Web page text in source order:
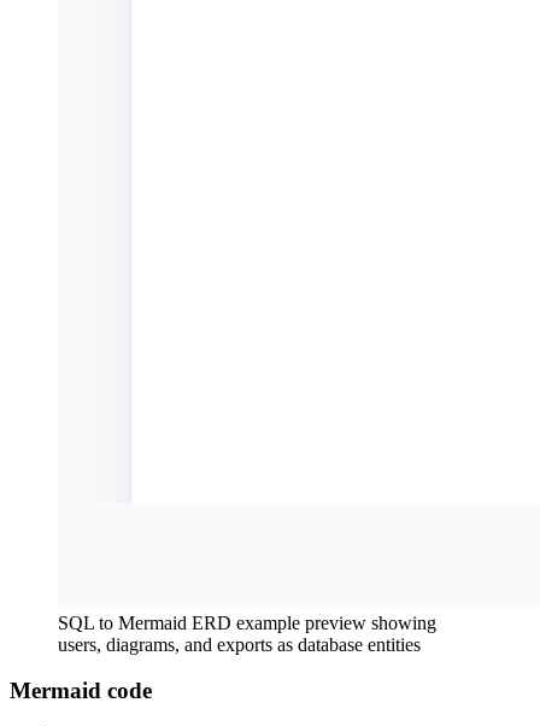
SQL to Mermaid ERD example preview showing
users, diagrams, and exports as database entities
Mermaid code